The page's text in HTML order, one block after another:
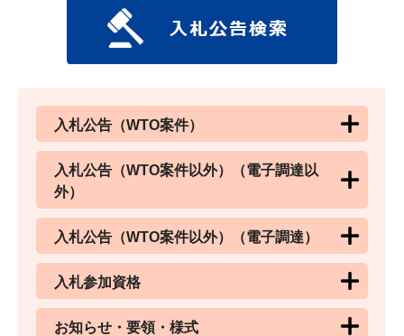
入札公告（WTO案件）
入札公告（WTO案件以外）（電子調達以
外）
入札公告（WTO案件以外）（電子調達）
入札参加資格
お知らせ・要領・様式